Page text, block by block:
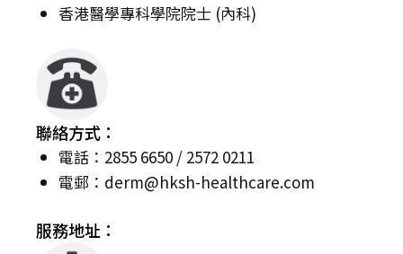
香港醫學專科學院院士 (內科)
聯絡方式：
電話：2855 6650 / 2572 0211
電郵： derm@hksh-healthcare.com
服務地址：